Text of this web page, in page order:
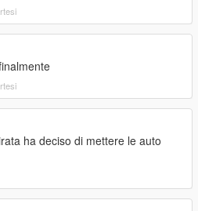
ha deciso di mettere le auto